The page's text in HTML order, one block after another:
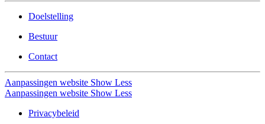
Doelstelling
Bestuur
Contact
Aanpassingen website Show Less
Aanpassingen website Show Less
Privacybeleid